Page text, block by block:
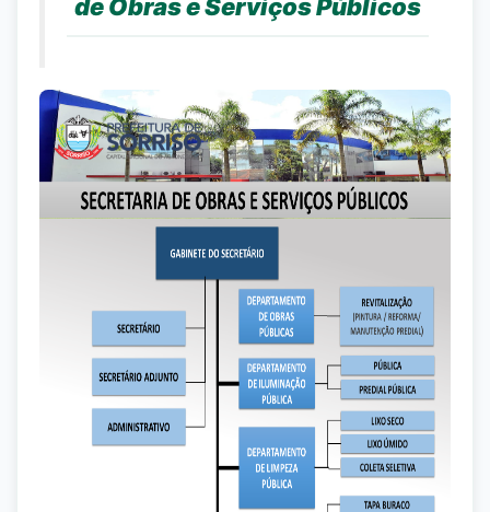
de Obras e Serviços Públicos